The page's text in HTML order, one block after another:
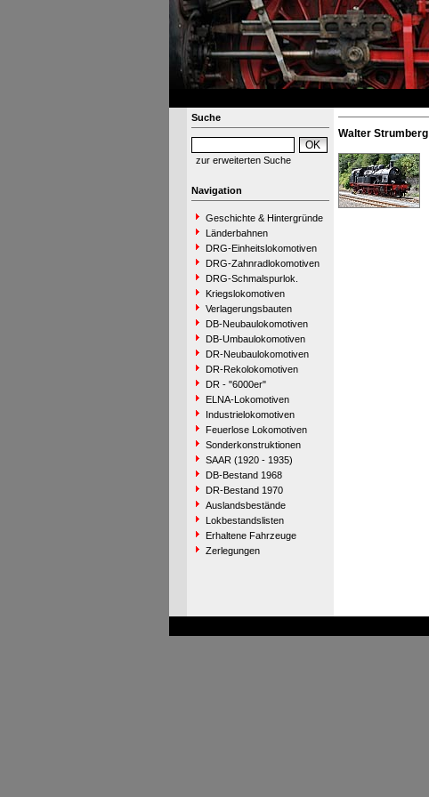
Suche
zur erweiterten Suche
Navigation
Geschichte & Hintergründe
Länderbahnen
DRG-Einheitslokomotiven
DRG-Zahnradlokomotiven
DRG-Schmalspurlok.
Kriegslokomotiven
Verlagerungsbauten
DB-Neubaulokomotiven
DB-Umbaulokomotiven
DR-Neubaulokomotiven
DR-Rekolokomotiven
DR - "6000er"
ELNA-Lokomotiven
Industrielokomotiven
Feuerlose Lokomotiven
Sonderkonstruktionen
SAAR (1920 - 1935)
DB-Bestand 1968
DR-Bestand 1970
Auslandsbestände
Lokbestandslisten
Erhaltene Fahrzeuge
Zerlegungen
Walter Strumberg